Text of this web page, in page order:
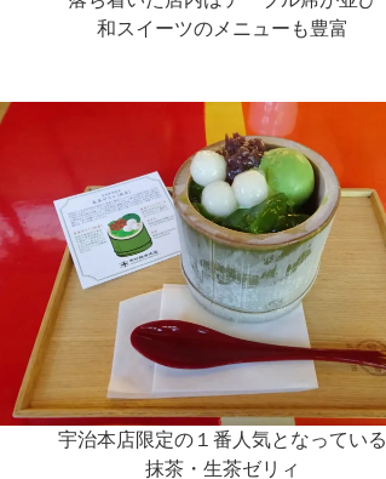
和スイーツのメニューも豊富
宇治本店限定の１番人気となっている
抹茶・生茶ゼリィ